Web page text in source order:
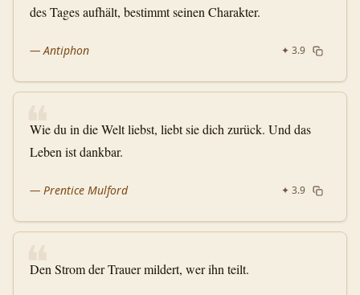
des Tages aufhält, bestimmt seinen Charakter.
—Antiphon ✦ 3.9
❝
Wie du in die Welt liebst, liebt sie dich zurück. Und das
Leben ist dankbar.
— Prentice Mulford ✦ 3.9
❝
Den Strom der Trauer mildert, wer ihn teilt.